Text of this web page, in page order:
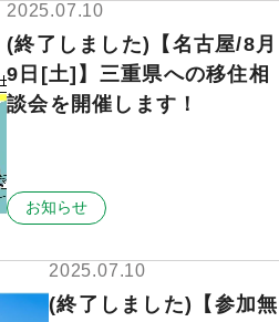
2025.07.10
(終了しました)【名古屋/8月
9日[土]】三重県への移住相
談会を開催します！
お知らせ
2025.07.10
(終了しました)【参加無